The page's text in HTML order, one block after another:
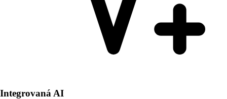
Integrovaná AI